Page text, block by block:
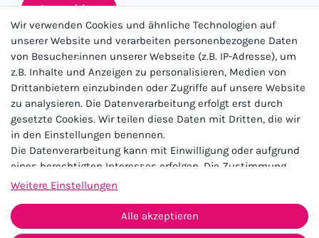
Anmelden
★★★★★
4.5 / 5.0 (23.143)
Impressum Daten­schutz­erklärung
AGB
Widerrufs­recht
Kontakt
Wir verwenden Cookies und ähnliche Technologien auf
unserer Website und verarbeiten personenbezogene Daten
von Besucher:innen unserer Webseite (z.B. IP-Adresse), um
z.B. Inhalte und Anzeigen zu personalisieren, Medien von
Drittanbietern einzubinden oder Zugriffe auf unsere Website
zu analysieren. Die Datenverarbeitung erfolgt erst durch
gesetzte Cookies. Wir teilen diese Daten mit Dritten, die wir
in den Einstellungen benennen.
Die Datenverarbeitung kann mit Einwilligung oder aufgrund
eines berechtigten Interesses erfolgen. Die Zustimmung
kann erteilt oder abgelehnt werden. Es besteht das Recht,
Zeitpunkt zu ändern oder zu widerrufen. Beachten Sie unser
Impressumund weitere Hinweise zur Verwendung
Weitere Einstellungen
Alle akzeptieren